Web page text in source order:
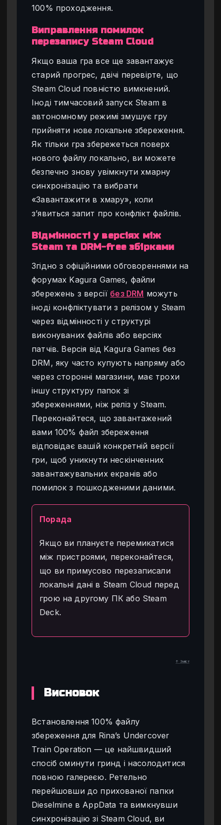
100% проходження.
Виправлення помилок
перезапису Steam Cloud
Якщо ваша гра все ще завантажує
старий прогрес, двічі перевірте, що
Steam Cloud повністю вимкнений.
Іноді тимчасовий запуск Steam в
автономному режимі змушує гру
прийняти нове локальне збереження.
Як тільки гра збережеться поверх
нового файлу локально, ви можете
безпечно знову увімкнути хмарну
синхронізацію та вибрати
«Завантажити в хмару», коли
з’явиться запит про конфлікт файлів.
Відмінності у версіях між
Steam та DRM-free збірками
Згідно з офіційними обговореннями на
форумах Kagura Games, файли
збережень з версії без DRM можуть
іноді конфліктувати з релізом у Steam
через відмінності у структурі
виконуваних файлів або версіях
патчів. Версія від Kagura Games без
DRM, яку часто купують напряму або
через сторонні магазини, має трохи
іншу структуру папок зі
збереженнями, ніж реліз у Steam.
Переконайтеся, що завантажений
вами 100% файл збереження
відповідає вашій конкретній версії
гри, щоб уникнути нескінченних
завантажувальних екранів або
помилок з пошкодженими даними.
Порада
Якщо ви плануєте перемикатися
між пристроями, переконайтеся,
що ви примусово перезаписали
локальні дані в Steam Cloud перед
грою на другому ПК або Steam
Deck.
↑ Зміст
Висновок
Встановлення 100% файлу
збереження для Rina’s Undercover
Train Operation — це найшвидший
спосіб оминути гринд і насолодитися
повною галереєю. Ретельно
перейшовши до прихованої папки
Dieselmine в AppData та вимкнувши
синхронізацію зі Steam Cloud, ви